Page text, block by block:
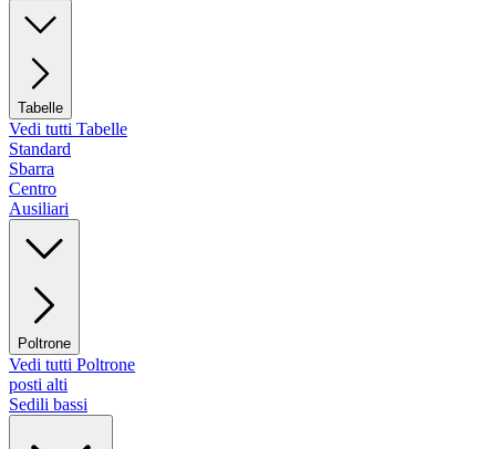
Tabelle
Vedi tutti Tabelle
Standard
Sbarra
Centro
Ausiliari
Poltrone
Vedi tutti Poltrone
posti alti
Sedili bassi